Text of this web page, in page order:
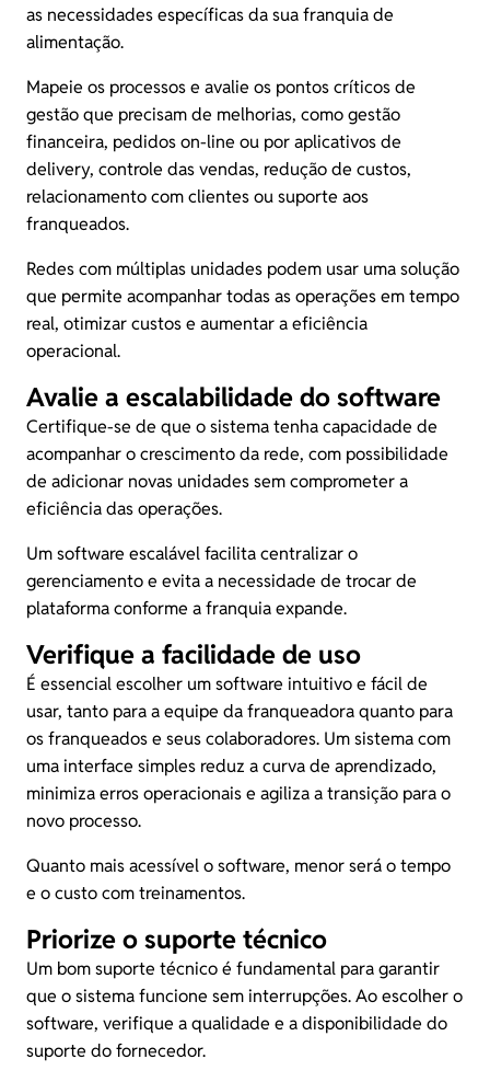
as necessidades específicas da sua franquia de
alimentação.
Mapeie os processos e avalie os pontos críticos de
gestão que precisam de melhorias, como gestão
financeira, pedidos on-line ou por aplicativos de
delivery, controle das vendas, redução de custos,
relacionamento com clientes ou suporte aos
franqueados.
Redes com múltiplas unidades podem usar uma solução
que permite acompanhar todas as operações em tempo
real, otimizar custos e aumentar a eficiência
operacional.
Avalie a escalabilidade do software
Certifique-se de que o sistema tenha capacidade de
acompanhar o crescimento da rede, com possibilidade
de adicionar novas unidades sem comprometer a
eficiência das operações.
Um software escalável facilita centralizar o
gerenciamento e evita a necessidade de trocar de
plataforma conforme a franquia expande.
Verifique a facilidade de uso
É essencial escolher um software intuitivo e fácil de
usar, tanto para a equipe da franqueadora quanto para
os franqueados e seus colaboradores. Um sistema com
uma interface simples reduz a curva de aprendizado,
minimiza erros operacionais e agiliza a transição para o
novo processo.
Quanto mais acessível o software, menor será o tempo
e o custo comtreinamentos.
Priorize o suporte técnico
Um bom suporte técnico é fundamental para garantir
que o sistema funcione sem interrupções. Ao escolher o
software, verifique a qualidade e a disponibilidade do
suporte do fornecedor.